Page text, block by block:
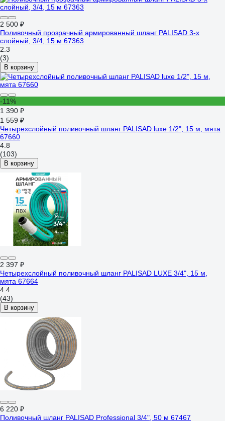
2 500 ₽
Поливочный прозрачный армированный шланг PALISAD 3-х
слойный, 3/4, 15 м 67363
2.3
(3)
В корзину
-11%
1 390 ₽
1 559 ₽
Четырехслойный поливочный шланг PALISAD luxe 1/2", 15 м, мята
67660
4.8
(103)
В корзину
2 397 ₽
Четырехслойный поливочный шланг PALISAD LUXE 3/4", 15 м,
мята 67664
4.4
(43)
В корзину
6 220 ₽
Поливочный шланг PALISAD Professional 3/4", 50 м 67467